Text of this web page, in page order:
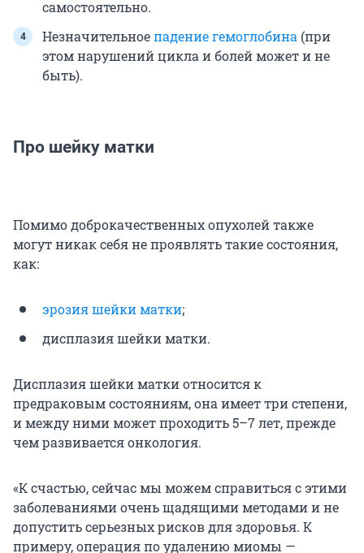
самостоятельно.
Незначительноепадение гемоглобина (при
этом нарушений цикла и болей может и не
быть).
Про шейку матки
Помимо доброкачественных опухолей также
могут никак себя не проявлять такие состояния,
как:
эрозия шейки матки;
дисплазия шейки матки.
Дисплазия шейки матки относится к
предраковым состояниям, она имеет три степени,
и между ними может проходить 5–7 лет, прежде
чем развивается онкология.
«К счастью, сейчас мы можем справиться с этими
заболеваниями очень щадящими методами и не
допустить серьезных рисков для здоровья. К
примеру, операция по удалению миомы —